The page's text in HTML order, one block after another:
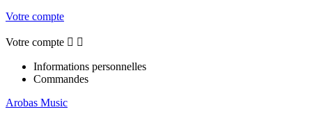
Votre compte
Votre compte  
Informations personnelles
Commandes
Arobas Music